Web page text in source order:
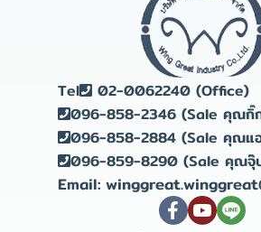
Tel
02-0062240 (Office)
096-858-2346 (Sale คุณกิ๊
096-858-2884 (Sale คุณแ
096-859-8290 (Sale คุณจุ๊
Email: